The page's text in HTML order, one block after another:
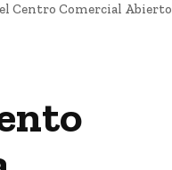
Centro Comercial Abierto